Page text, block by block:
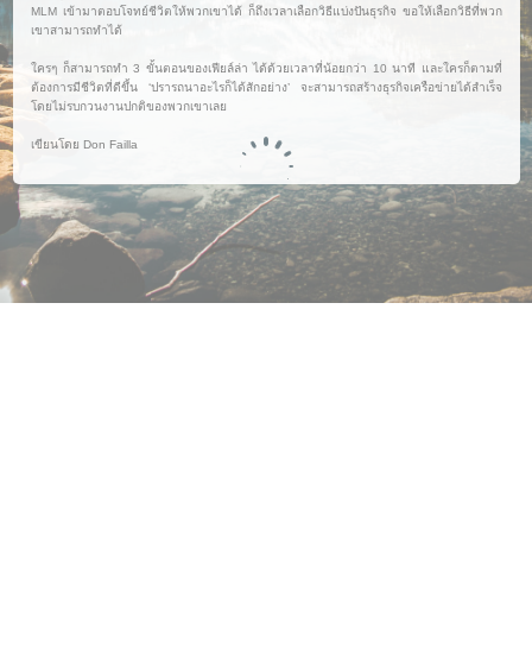
MLM เข้ามาตอบโจทย์ชีวิตให้พวกเขาได้ ก็ถึงเวลาเลือกวิธีแบ่งปันธุรกิจ ขอให้เลือกวิธีที่พวก
เขาสามารถทำได้
ใครๆ ก็สามารถทำ 3 ขั้นตอนของเฟียล์ล่า ได้ด้วยเวลาที่น้อยกว่า 10 นาที และใครก็ตามที่
ต้องการมีชีวิตที่ดีขึ้น ‘ปรารถนาอะไรก็ได้สักอย่าง’ จะสามารถสร้างธุรกิจเครือข่ายได้สำเร็จ
โดยไม่รบกวนงานปกติของพวกเขาเลย
เขียนโดย Don Failla